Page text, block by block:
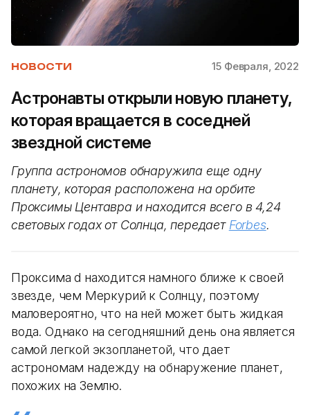
НОВОСТИ 15 Февраля, 2022
Астронавты открыли новую планету,
которая вращается в соседней
звездной системе
Группа астрономов обнаружила еще одну
планету, которая расположена на орбите
Проксимы Центавра и находится всего в 4,24
световых годах от Солнца, передает Forbes.
Проксима d находится намного ближе к своей
звезде, чем Меркурий к Солнцу, поэтому
маловероятно, что на ней может быть жидкая
вода. Однако на сегодняшний день она является
самой легкой экзопланетой, что дает
астрономам надежду на обнаружение планет,
похожих на Землю.